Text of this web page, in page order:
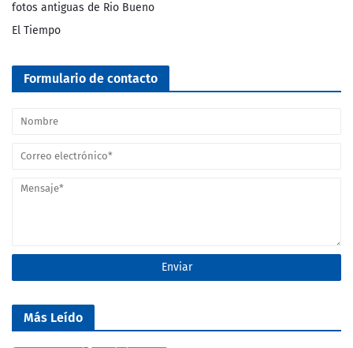
fotos antiguas de Rio Bueno
El Tiempo
Formulario de contacto
Más Leído